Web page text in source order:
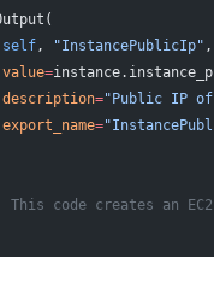
, "InstancePublicIp" ,
=
="Public IP of
=
This code creates an